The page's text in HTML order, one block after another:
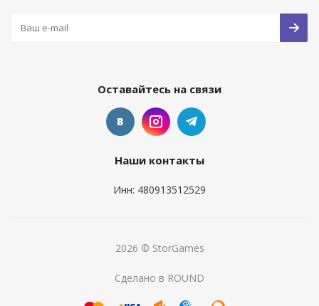
Оставайтесь на связи
Наши контакты
Инн: 480913512529
2026 © StorGames
Сделано в ROUND